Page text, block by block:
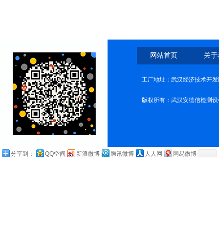
网站首页 关
工厂地址：武汉经济技术开
版权所有：武汉安德信检测
分享到： QQ空间 新浪微博 腾讯微博 人人网 网易微博